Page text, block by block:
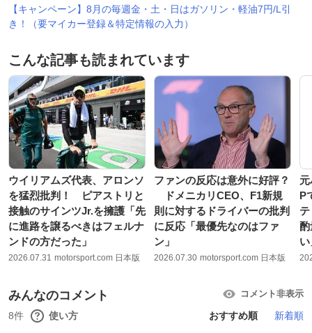
【キャンペーン】8月の毎週金・土・日はガソリン・軽油7円/L引
き！（要マイカー登録＆特定情報の入力）
こんな記事も読まれています
ウイリアムズ代表、アロンソ
を猛烈批判！ ピアストリと
接触のサインツJr.を擁護「先
に進路を譲るべきはフェルナ
ンドの方だった」
2026.07.31 motorsport.com 日本版
ファンの反応は意外に好評？
ドメニカリCEO、F1新規
則に対するドライバーの批判
に反応「最優先なのはファ
ン」
2026.07.30 motorsport.com 日本版
P
酌
みんなのコメント コメント非表示
8件 使い方 おすすめ順 新着順